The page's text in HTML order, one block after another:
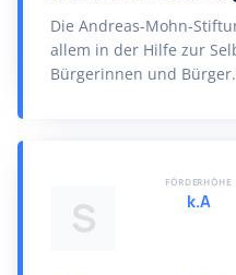
Die Andreas-Mohn-
allem in der Hilfe zur
Bürgerinnen und Bürger.
S
FÖRDERHÖHE
k.A